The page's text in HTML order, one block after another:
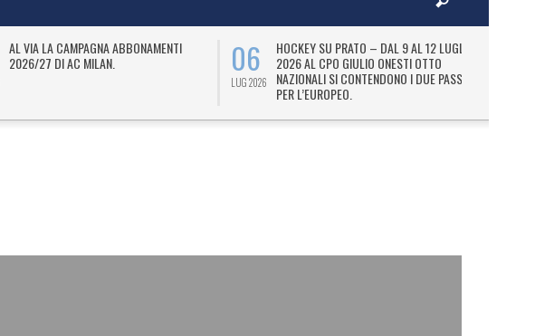
AL VIA LA CAMPAGNA ABBONAMENTI
2026/27 DI AC MILAN.
06
LUG 2026
HOCKEY SU PRATO – DAL 9 AL 12 LUGLIO
2026 AL CPO GIULIO ONESTI OTTO
NAZIONALI SI CONTENDONO I DUE PASS
PER L’EUROPEO.